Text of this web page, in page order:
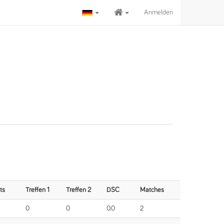
Anmelden
Treffen 1 Treffen 2 DSC Matches
0 0 0.0 2